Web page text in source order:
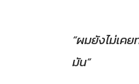
“ผมยังไม่เค
มัน”